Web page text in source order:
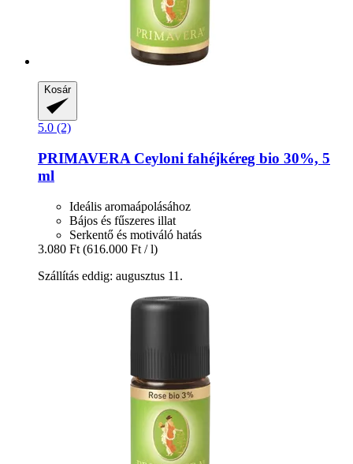
Kosár
5.0 (2)
PRIMAVERA Ceyloni fahéjkéreg bio 30%, 5
ml
Ideális aromaápolásához
Bájos és fűszeres illat
Serkentő és motiváló hatás
3.080 Ft (616.000 Ft / l)
Szállítás eddig: augusztus 11.